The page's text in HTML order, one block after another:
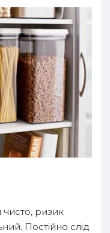
чисто, ризик
Постійно слід